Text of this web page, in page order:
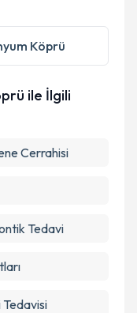
ilişkinAydınlatma
belirtilen
Köprü
ile İlgili
Cerrahisi
Tedavi